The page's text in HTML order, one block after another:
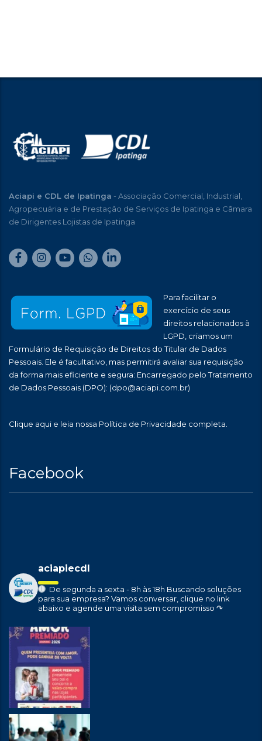
Aciapi e CDL de Ipatinga - Associação Comercial, Industrial,
Agropecuária e de Prestação de Serviços de Ipatinga e Câmara
de Dirigentes Lojistas de Ipatinga
Para facilitar o
exercício de seus
direitos relacionados à
LGPD, criamos um
Formulário de Requisição de Direitos do Titular de Dados
Pessoais. Ele é facultativo, mas permitirá avaliar sua requisição
da forma mais eficiente e segura: Encarregado pelo Tratamento
de Dados Pessoais (DPO): (dpo@aciapi.com.br)
Clique aqui e leia nossa Política de Privacidade completa.
Facebook
aciapiecdl
De segunda a sexta - 8h às 18h Buscando soluções
para sua empresa? Vamos conversar, clique no link
abaixo e agende uma visita sem compromisso ↷